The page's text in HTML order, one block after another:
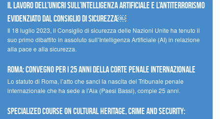
Il lavoro dell’UNICRI sull’intelligenza artificiale e l’antiterrorismo
evidenziato dal Consiglio di Sicurezza￼
Il 18 luglio 2023, il Consiglio di sicurezza delle Nazioni Unite ha tenuto il
suo primo dibattito in assoluto sull’Intelligenza Artificiale (AI) in relazione
alla pace e alla sicurezza.
Roma: convegno per i 25 anni della Corte penale internazionale
Lo statuto di Roma, l’atto che sancì la nascita del Tribunale penale
internazionale che ha sede a l’Aia (Paesi Bassi), compie 25 anni.
Specialized Course on Cultural Heritage, Crime and Security: